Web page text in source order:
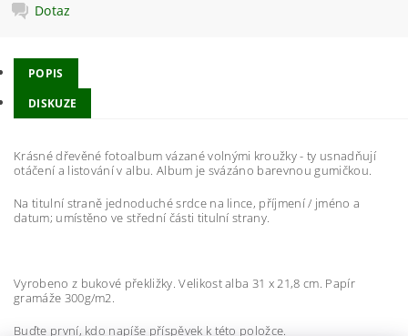
Dotaz
POPIS
DISKUZE
Krásné dřevěné fotoalbum vázané volnými kroužky - ty usnadňují
otáčení a listování v albu. Album je svázáno barevnou gumičkou.
Na titulní straně jednoduché srdce na lince, příjmení / jméno a
datum; umístěno ve střední části titulní strany.
Vyrobeno z bukové překližky. Velikost alba 31 x 21,8 cm. Papír
gramáže 300g/m2.
Buďte první, kdo napíše příspěvek k této položce.